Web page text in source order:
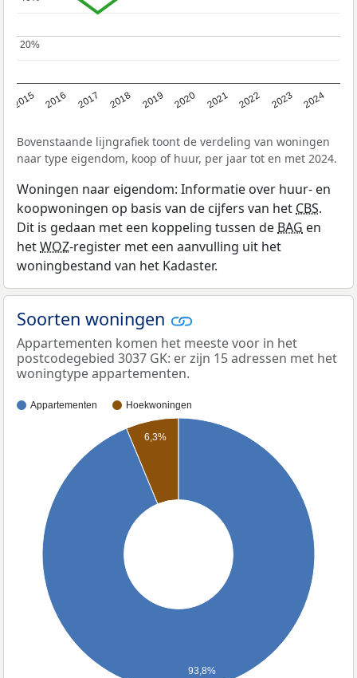
2015 2016 2017 2018 2019 2020 2021 2022 2023 2024
20%
20%
Bovenstaande lijngrafiek toont de verdeling van woningen
naar type eigendom, koop of huur, per jaar tot en met 2024.
Woningen naar eigendom: Informatie over huur- en
koopwoningen op basis van de cijfers van het CBS.
Dit is gedaan met een koppeling tussen de BAG en
hetWOZ-register met een aanvulling uit het
woningbestand van het Kadaster.
Soorten woningen
Appartementen komen het meeste voor in het
postcodegebied 3037 GK: er zijn 15 adressen met het
woningtype appartementen.
Appartementen Hoekwoningen
6,3%
93,8%